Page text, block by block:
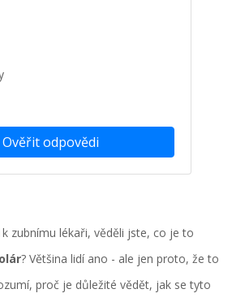
Ověřit odpovědi
zubnímu lékaři, věděli jste, co je to
? Většina lidí ano - ale jen proto, že to
proč je důležité vědět, jak se tyto